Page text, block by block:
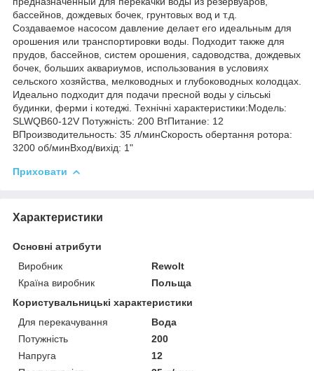
бассейнов, дождевых бочек, грунтовых вод и т.д.
Создаваемое насосом давление делает его идеальным для
орошения или транспортировки воды. Подходит также для
прудов, бассейнов, систем орошения, садоводства, дождевых
бочек, больших аквариумов, использования в условиях
сельского хозяйства, мелководных и глубоководных колодцах.
Идеально подходит для подачи пресной воды у сільські
будинки, ферми і котеджі. Технічні характеристики:Модель:
SLWQB60-12V Потужність: 200 ВтПитание: 12
ВПроизводительность: 35 л/минСкорость обертання ротора:
3200 об/минВход/вихід: 1"
Приховати
Характеристики
Основні атрибути
Виробник
Rewolt
Країна виробник
Польща
Користувальницькі характеристики
Для перекачування
Вода
Потужність
200
Напруга
12